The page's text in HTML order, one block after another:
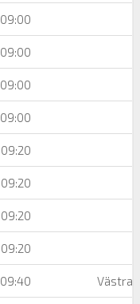
09:00
09:00
09:00
09:00
09:20
09:20
09:20
09:20
09:40 Västra